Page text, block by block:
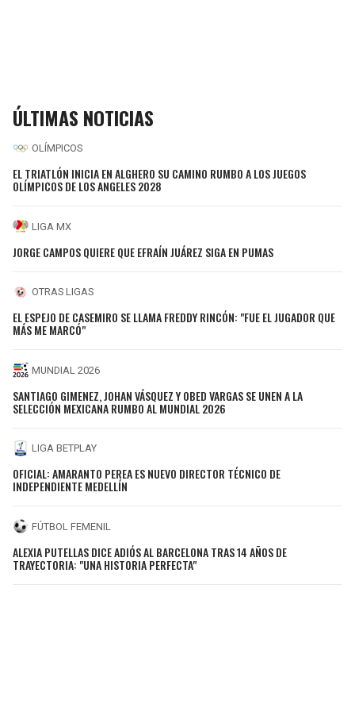
ÚLTIMAS NOTICIAS
OLÍMPICOS
EL TRIATLÓN INICIA EN ALGHERO SU CAMINO RUMBO A LOS JUEGOS
OLÍMPICOS DE LOS ANGELES 2028
LIGA MX
JORGE CAMPOS QUIERE QUE EFRAÍN JUÁREZ SIGA EN PUMAS
OTRAS LIGAS
EL ESPEJO DE CASEMIRO SE LLAMA FREDDY RINCÓN: "FUE EL JUGADOR QUE
MÁS ME MARCÓ"
MUNDIAL 2026
SANTIAGO GIMENEZ, JOHAN VÁSQUEZ Y OBED VARGAS SE UNEN A LA
SELECCIÓN MEXICANA RUMBO AL MUNDIAL 2026
LIGA BETPLAY
OFICIAL: AMARANTO PEREA ES NUEVO DIRECTOR TÉCNICO DE
INDEPENDIENTE MEDELLÍN
FÚTBOL FEMENIL
ALEXIA PUTELLAS DICE ADIÓS AL BARCELONA TRAS 14 AÑOS DE
TRAYECTORIA: "UNA HISTORIA PERFECTA"